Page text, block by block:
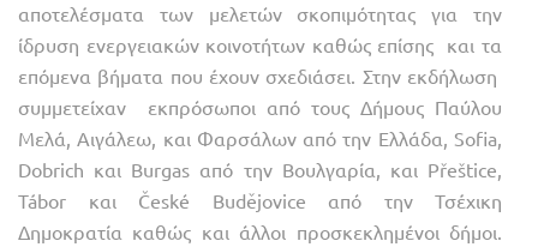
αποτελέσματα των μελετών σκοπιμότητας για την
ίδρυση ενεργειακών κοινοτήτων καθώς επίσης και τα
επόμενα βήματα που έχουν σχεδιάσει. Στην εκδήλωση
συμμετείχαν εκπρόσωποι από τους Δήμους Παύλου
Μελά, Αιγάλεω, και Φαρσάλων από την Ελλάδα, Sofia,
Dobrich και Burgas από την Βουλγαρία, και Přeštice,
Tábor και České Budějovice από την Τσέχικη
Δημοκρατία καθώς και άλλοι προσκεκλημένοι δήμοι.